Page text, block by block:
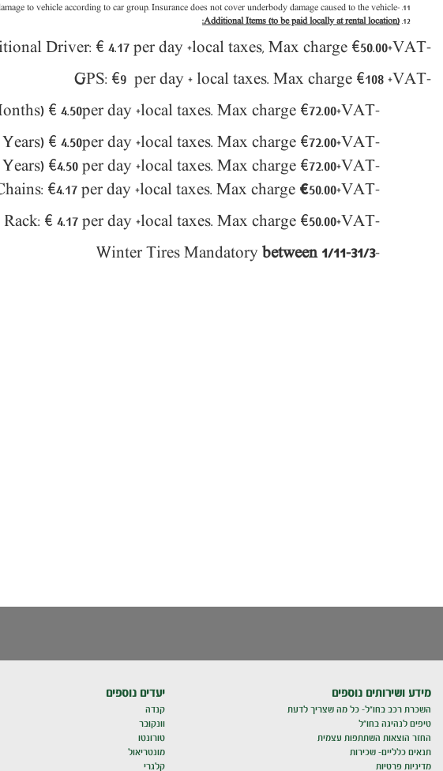
-
to vehicle according to car group. Insurance does not cover underbody damage caused to the vehicle.
Additional Items (to be paid locally at rental location):
-Additional Driver: € 4
.17 per day +local taxes, Max charge €50.00+VAT
-GPS: €9 per day + local taxes.
Max charge €108 +VAT
-Baby Seat (0-12 Months) €
4.50per day +local taxes. Max charge €72.00+VAT
-Baby Seat (1-3 Years) €
4.50per day +local taxes. Max charge €72.00+VAT
-Baby Seat (4-7 Years) €4.50 per day +local taxes. Max charge €72.00+VAT
-Snow Chains:
€4.17 per day +local taxes. Max charge €50.00+VAT
-Ski Rack: €
4.17 per day +local taxes. Max charge €50.00+VAT.
-Winter Tires Mandatory
between 1/11-31/3
מידע ושירותים נוספים
השכרת רכב בחו"ל- כל מה שצריך לדעת
טיפים לנהיגה בחו"ל
החזר הוצאות השתתפות עצמית
תנאים כלליים- שכירות
מדיניות פרטיות
יעדים נוספים
קנדה
וונקובר
טורונטו
מונטריאול
קלגרי